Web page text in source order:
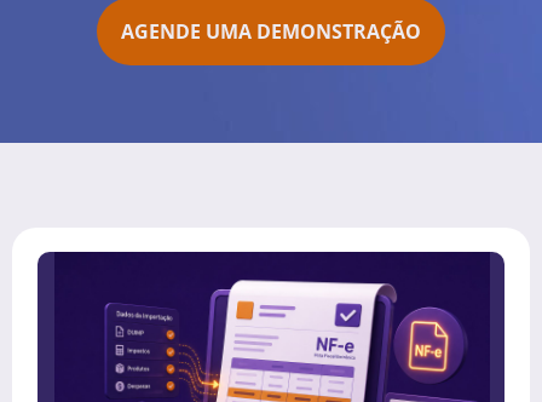
AGENDE UMA DEMONSTRAÇÃO